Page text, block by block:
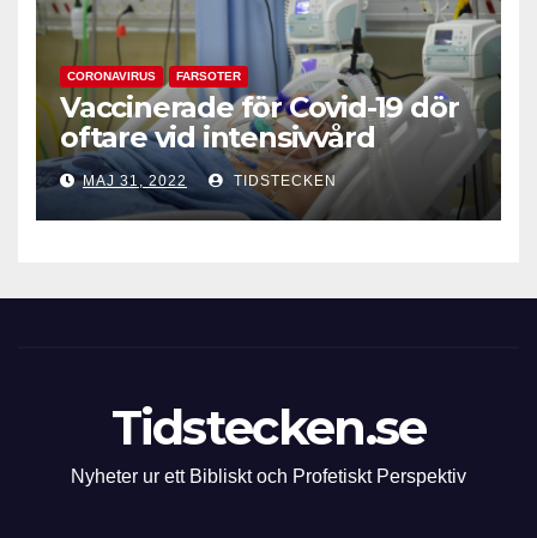
CORONAVIRUS FARSOTER
Vaccinerade för Covid-19 dör
oftare vid intensivvård
MAJ 31, 2022 TIDSTECKEN
Tidstecken.se
Nyheter ur ett Bibliskt och Profetiskt Perspektiv